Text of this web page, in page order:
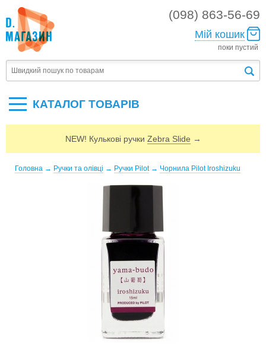
(098) 863-56-69
Мій кошик
поки пустий
КАТАЛОГ ТОВАРIВ
NEW! Кулькові ручки Zebra Slide →
Головна → Ручки та олівці → Ручки Pilot → Чорнила Pilot Iroshizuku